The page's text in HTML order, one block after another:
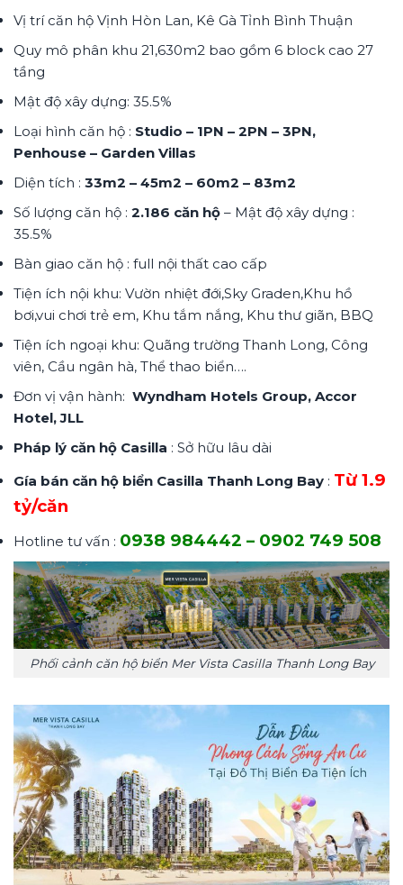
Vị trí căn hộ Vịnh Hòn Lan, Kê Gà Tỉnh Bình Thuận
Quy mô phân khu 21,630m2 bao gồm 6 block cao 27
tầng
Mật độ xây dựng: 35.5%
Loại hình căn hộ : Studio – 1PN – 2PN – 3PN,
Penhouse – Garden Villas
Diện tích : 33m2 – 45m2 – 60m2 – 83m2
Số lượng căn hộ : 2.186 căn hộ – Mật độ xây dựng :
35.5%
Bàn giao căn hộ : full nội thất cao cấp
Tiện ích nội khu: Vườn nhiệt đới,Sky Graden,Khu hồ
bơi,vui chơi trẻ em, Khu tắm nắng, Khu thư giãn, BBQ
Tiện ích ngoại khu: Quãng trường Thanh Long, Công
viên, Cầu ngân hà, Thể thao biển….
Đơn vị vận hành: Wyndham Hotels Group, Accor
Hotel, JLL
Pháp lý căn hộ Casilla : Sở hữu lâu dài
Gía bán căn hộ biển Casilla Thanh Long Bay : Từ 1.9
tỷ/căn
Hotline tư vấn : 0938 984442 – 0902 749 508
Phối cảnh căn hộ biển Mer Vista Casilla Thanh Long Bay